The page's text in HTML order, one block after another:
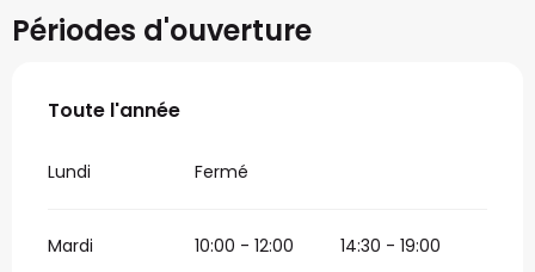
Périodes d'ouverture
Toute l'année
Toute l'année
Lundi Fermé
Mardi 10:00 - 12:00 14:30 - 19:00